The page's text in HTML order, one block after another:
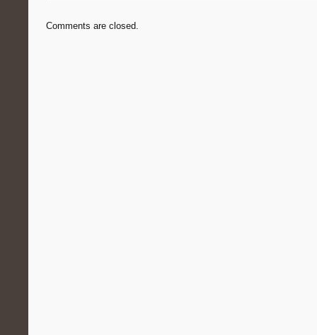
Comments are closed.